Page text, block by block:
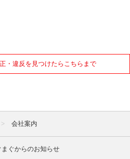
・違反を見つけたらこちらまで
会社案内
まぐからのお知らせ